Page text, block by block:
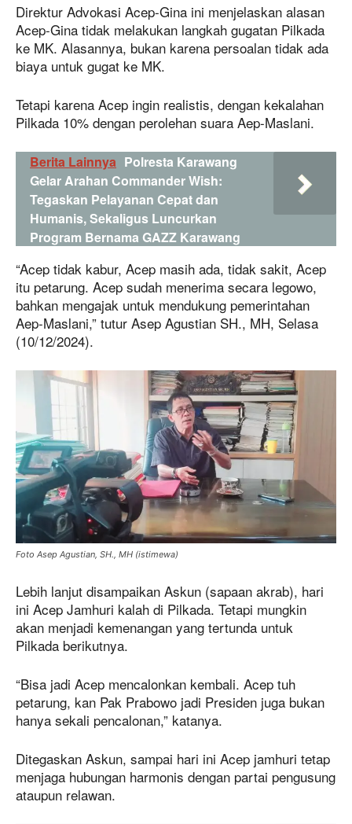
Direktur Advokasi Acep-Gina ini menjelaskan alasan
Acep-Gina tidak melakukan langkah gugatan Pilkada
ke MK. Alasannya, bukan karena persoalan tidak ada
biaya untuk gugat ke MK.
Tetapi karena Acep ingin realistis, dengan kekalahan
Pilkada 10% dengan perolehan suara Aep-Maslani.
Berita Lainnya Polresta Karawang
Gelar Arahan Commander Wish:
Tegaskan Pelayanan Cepat dan
Humanis, Sekaligus Luncurkan
Program Bernama GAZZ Karawang
“Acep tidak kabur, Acep masih ada, tidak sakit, Acep
itu petarung. Acep sudah menerima secara legowo,
bahkan mengajak untuk mendukung pemerintahan
Aep-Maslani,” tutur Asep Agustian SH., MH, Selasa
(10/12/2024).
Foto Asep Agustian, SH., MH (istimewa)
Lebih lanjut disampaikan Askun (sapaan akrab), hari
ini Acep Jamhuri kalah di Pilkada. Tetapi mungkin
akan menjadi kemenangan yang tertunda untuk
Pilkada berikutnya.
“Bisa jadi Acep mencalonkan kembali. Acep tuh
petarung, kan Pak Prabowo jadi Presiden juga bukan
hanya sekali pencalonan,” katanya.
Ditegaskan Askun, sampai hari ini Acep jamhuri tetap
menjaga hubungan harmonis dengan partai pengusung
ataupun relawan.